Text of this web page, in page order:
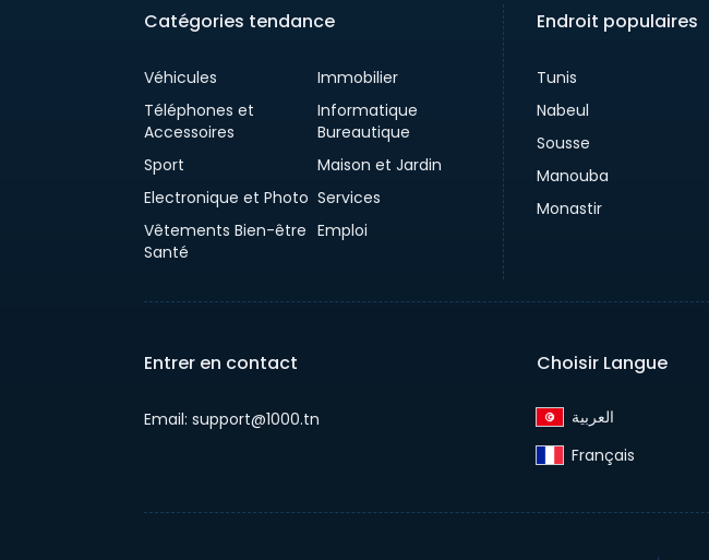
Catégories tendance
Véhicules
Immobilier
Téléphones et
Accessoires
Informatique
Bureautique
Sport
Maison et Jardin
Electronique et Photo Services
Vêtements Bien-être
Santé
Emploi
Endroit populaires
Tunis
Nabeul
Sousse
Manouba
Monastir
Entrer en contact
Email: support@1000.tn
Choisir Langue
Français‎